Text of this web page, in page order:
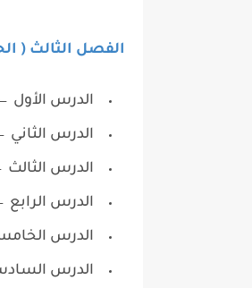
الفصل الثالث (
الدرس الأول
الدرس
الدرس الثالث
الدرس
الدرس
الدرس